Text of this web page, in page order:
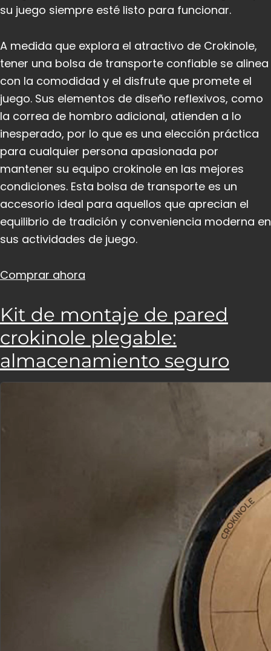
su juego siempre esté listo para funcionar.
A medida que explora el atractivo de Crokinole,
tener una bolsa de transporte confiable se alinea
con la comodidad y el disfrute que promete el
juego. Sus elementos de diseño reflexivos, como
la correa de hombro adicional, atienden a lo
inesperado, por lo que es una elección práctica
para cualquier persona apasionada por
mantener su equipo crokinole en las mejores
condiciones. Esta bolsa de transporte es un
accesorio ideal para aquellos que aprecian el
equilibrio de tradición y conveniencia moderna en
sus actividades de juego.
Comprar ahora
Kit de montaje de pared
crokinole plegable:
almacenamiento seguro